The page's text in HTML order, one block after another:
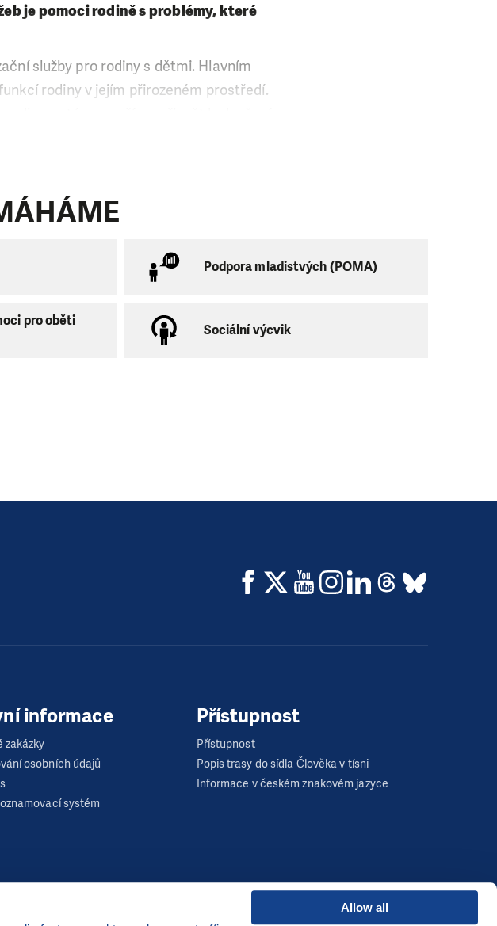
Allow all
je pomoci rodině s problémy, které
služby pro rodiny s dětmi. Hlavním
rodiny v jejím přirozeném prostředí.
poté se snažíme přispět k zlepšení
domácnosti,
závislosti, …).
více let
Podpora mladistvých (POMA)
pro oběti
Sociální výcvik
informace
zakázky
osobních údajů
systém
Přístupnost
Přístupnost
Popis trasy do sídla Člověka v tísni
Informace v českém znakovém jazyce